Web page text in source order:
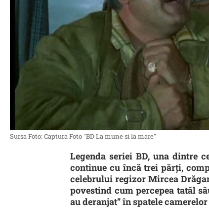
Sursa Foto: Captura Foto "BD La mune si la mare"
Legenda seriei BD, una dintre
continue cu încă trei părți,
celebrului regizor Mircea
povestind cum percepea tatăl
au deranjat” în spatele